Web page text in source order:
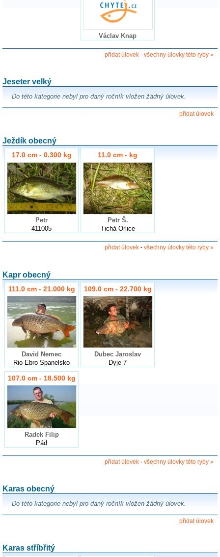
Václav Knap
přidat úlovek - všechny úlovky této ryby »
Jeseter velký
Do této kategorie nebyl pro daný ročník vložen žádný úlovek.
přidat úlovek
Ježdík obecný
17.0 cm - 0.300 kg
Petr
411005
11.0 cm - kg
Petr Š.
Tichá Orlice
přidat úlovek - všechny úlovky této ryby »
Kapr obecný
111.0 cm - 21.000 kg
David Nemec
Rio Ebro Spanelsko
109.0 cm - 22.700 kg
Dubec Jaroslav
Dyje 7
107.0 cm - 18.500 kg
Radek Filip
Pád
přidat úlovek - všechny úlovky této ryby »
Karas obecný
Do této kategorie nebyl pro daný ročník vložen žádný úlovek.
přidat úlovek
Karas stříbřitý